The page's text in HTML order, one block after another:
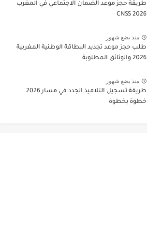
طريقة حجز موعد الضمان الاجتماعي في المغرب
CNSS 2026
منذ بضع شهور
طلب حجز موعد تجديد البطاقة الوطنية المغربية
2026 والوثائق المطلوبة
منذ بضع شهور
طريقة تسجيل التلاميذ الجدد في مسار 2026
خطوة بخطوة